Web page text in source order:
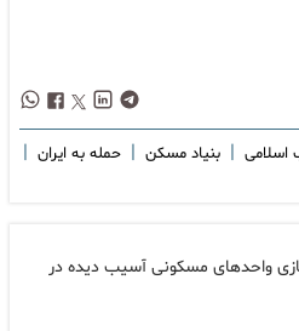
اسلامی | بنیاد مسکن | حمله به ایران |
واحدهای مسکونی آسیب دیده در